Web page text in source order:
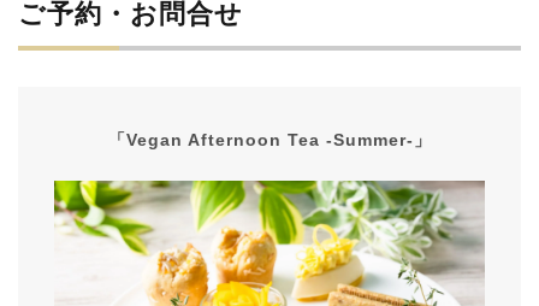
ご予約・お問合せ
「Vegan Afternoon Tea -Summer-」